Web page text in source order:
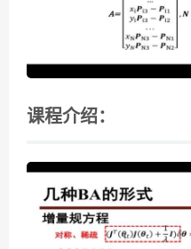
课程介绍：